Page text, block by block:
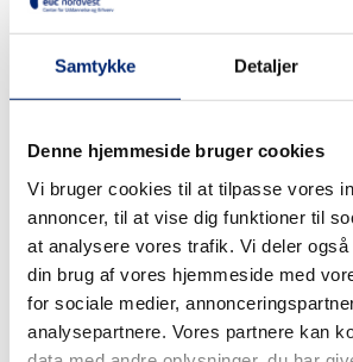
Samtykke Detaljer
Denne hjemmeside bruger cookies
Vi bruger cookies til at tilpasse vores
annoncer, til at vise dig funktioner til
at analysere vores trafik. Vi deler også
din brug af vores hjemmeside med
for sociale medier,
analysepartnere. Vores partnere kan
Jordbrug
Landmand
Anlægsgartner
Akvakulturtekniker